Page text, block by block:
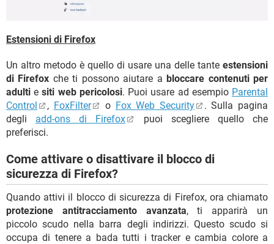
Estensioni di Firefox
Un altro metodo è quello di usare una delle tante estensioni
di Firefox che ti possono aiutare abloccare contenuti per
adulti esiti web pericolosi. Puoi usare ad esempio Parental
Control
, FoxFilter o Fox Web Security
. Sulla pagina
degli add-ons di Firefox
puoi scegliere quello che
preferisci.
Come attivare o disattivare il blocco di
sicurezza di Firefox?
Quando attivi il blocco di sicurezza di Firefox, ora chiamato
protezione antitracciamento avanzata, ti apparirà un
piccolo scudo nella barra degli indirizzi. Questo scudo si
occupa di tenere a bada tutti i tracker e cambia colore a